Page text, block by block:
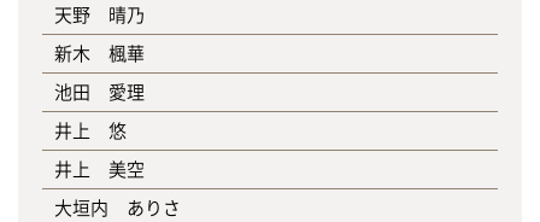
天野 晴乃
新木 楓華
池田 愛理
井上 悠
井上 美空
大垣内 ありさ